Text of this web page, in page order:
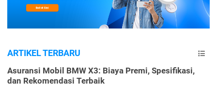
ARTIKEL TERBARU
Asuransi Mobil BMW X3: Biaya Premi, Spesifikasi,
dan Rekomendasi Terbaik